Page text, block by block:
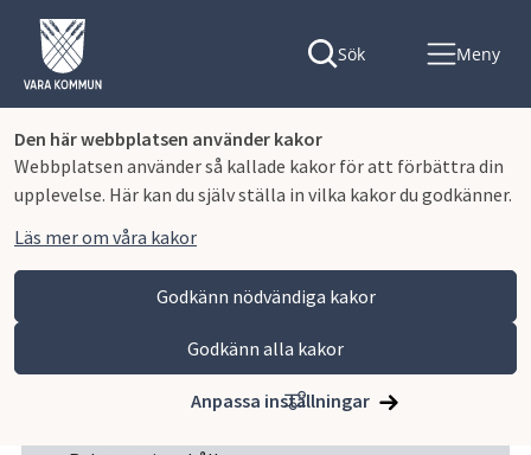
Den här webbplatsen använder kakor
Webbplatsen använder så kallade kakor för att förbättra din
upplevelse. Här kan du själv ställa in vilka kakor du godkänner.
Läs mer om våra kakor
Godkänn nödvändiga kakor
Godkänn alla kakor
Anpassa inställningar
Sök Meny
Vara kommun Uppleva och göra
Bibliotek
Evenemang på biblioteken